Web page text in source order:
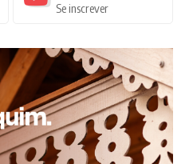
Se inscrever